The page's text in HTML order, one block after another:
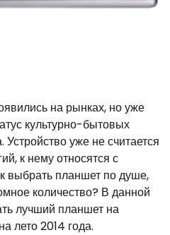
на рынках, но уже
культурно-бытовых
уже не считается
к нему относятся с
выбрать планшет по душе,
количество? В данной
лучший планшет на
лето 2014 года.